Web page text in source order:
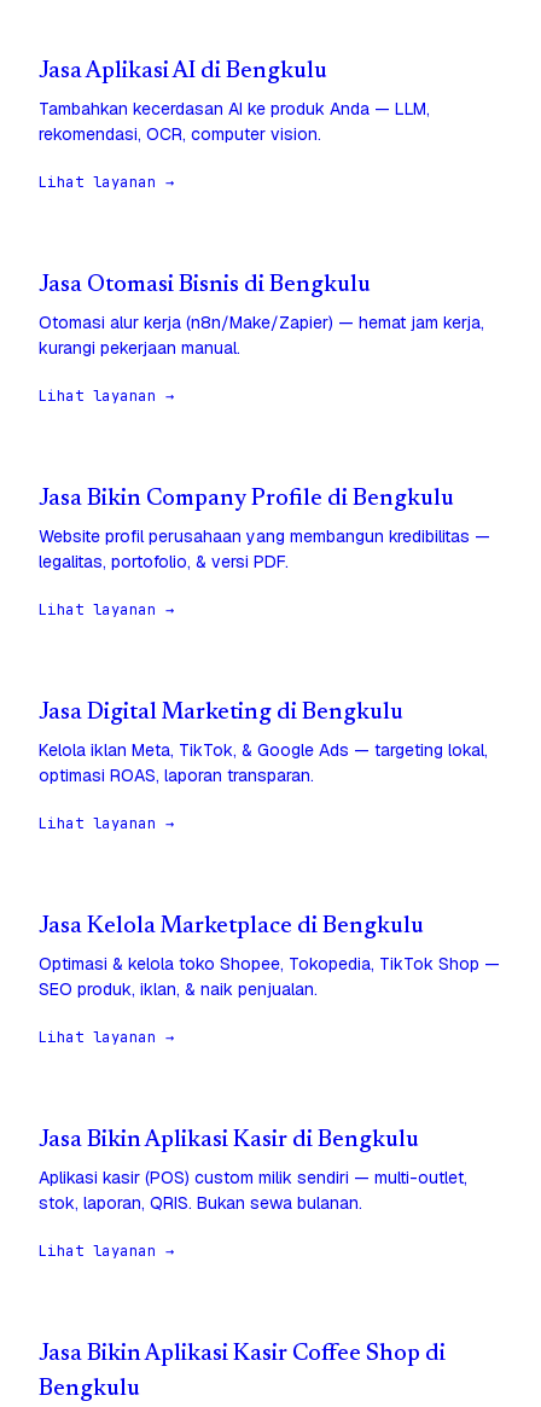
Jasa Aplikasi AI di Bengkulu
Tambahkan kecerdasan AI ke produk Anda — LLM,
rekomendasi, OCR, computer vision.
Lihat layanan →
Jasa Otomasi Bisnis di Bengkulu
Otomasi alur kerja (n8n/Make/Zapier) — hemat jam kerja,
kurangi pekerjaan manual.
Lihat layanan →
Jasa Bikin Company Profile di Bengkulu
Website profil perusahaan yang membangun kredibilitas —
legalitas, portofolio, & versi PDF.
Lihat layanan →
Jasa Digital Marketing di Bengkulu
Kelola iklan Meta, TikTok, & Google Ads — targeting lokal,
optimasi ROAS, laporan transparan.
Lihat layanan →
Jasa Kelola Marketplace di Bengkulu
Optimasi & kelola toko Shopee, Tokopedia, TikTok Shop —
SEO produk, iklan, & naik penjualan.
Lihat layanan →
Jasa Bikin Aplikasi Kasir di Bengkulu
Aplikasi kasir (POS) custom milik sendiri — multi-outlet,
stok, laporan, QRIS. Bukan sewa bulanan.
Lihat layanan →
Jasa Bikin Aplikasi Kasir Coffee Shop di
Bengkulu